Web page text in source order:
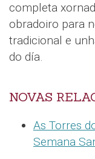
completa
obradoiro para
tradicional e
do día.
NOVAS
As Torres
Semana